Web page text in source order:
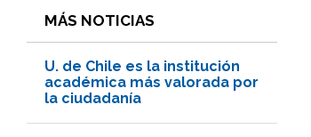
MÁS NOTICIAS
U. de Chile es la institución
académica más valorada por
la ciudadanía